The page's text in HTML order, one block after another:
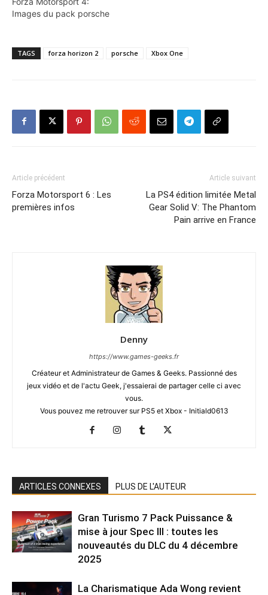
Images du pack porsche
TAGS forza horizon 2 porsche Xbox One
Article précédent
Forza Motorsport 6 : Les
premières infos
Article suivant
La PS4 édition limitée Metal
Gear Solid V: The Phantom
Pain arrive en France
Denny
https://www.games-geeks.fr
Créateur et Administrateur de Games & Geeks. Passionné des
jeux vidéo et de l'actu Geek, j'essaierai de partager celle ci avec
vous.
Vous pouvez me retrouver sur PS5 et Xbox - Initiald0613
ARTICLES CONNEXES PLUS DE L'AUTEUR
Gran Turismo 7 Pack Puissance &
mise à jour Spec III : toutes les
nouveautés du DLC du 4 décembre
2025
La Charismatique Ada Wong revient